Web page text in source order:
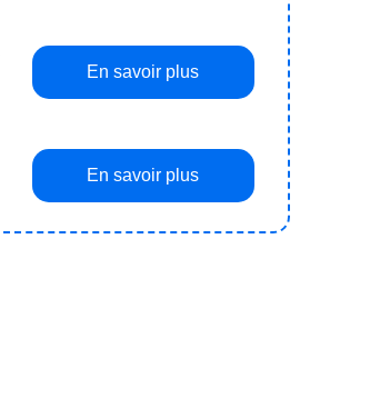
En savoir plus
En savoir plus